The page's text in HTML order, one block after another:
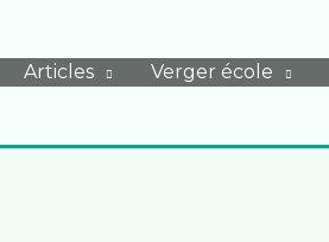
Articles Verger école